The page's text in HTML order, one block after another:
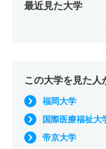
最近見た大学
この大学を見た人
福岡大学
国際医療福祉大
帝京大学